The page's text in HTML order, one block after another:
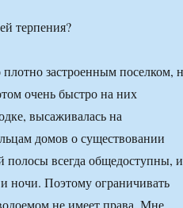
терпения?
застроенным поселком,
очень быстро на них
высаживалась на
домов о существовании
полосы всегда общедоступны,
ночи. Поэтому ограничивать